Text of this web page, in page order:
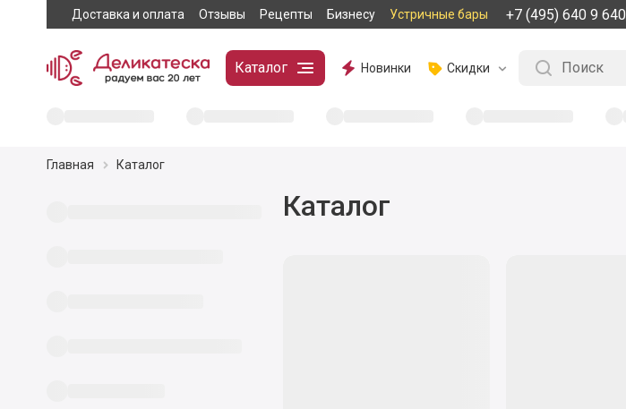
Доставка и оплата Отзывы Рецепты Бизнесу Устричные бары +7 (495) 640 9 640
Каталог Новинки Скидки
Главная Каталог
Каталог